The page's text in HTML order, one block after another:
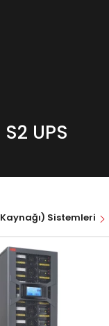
UPS
Sistemleri